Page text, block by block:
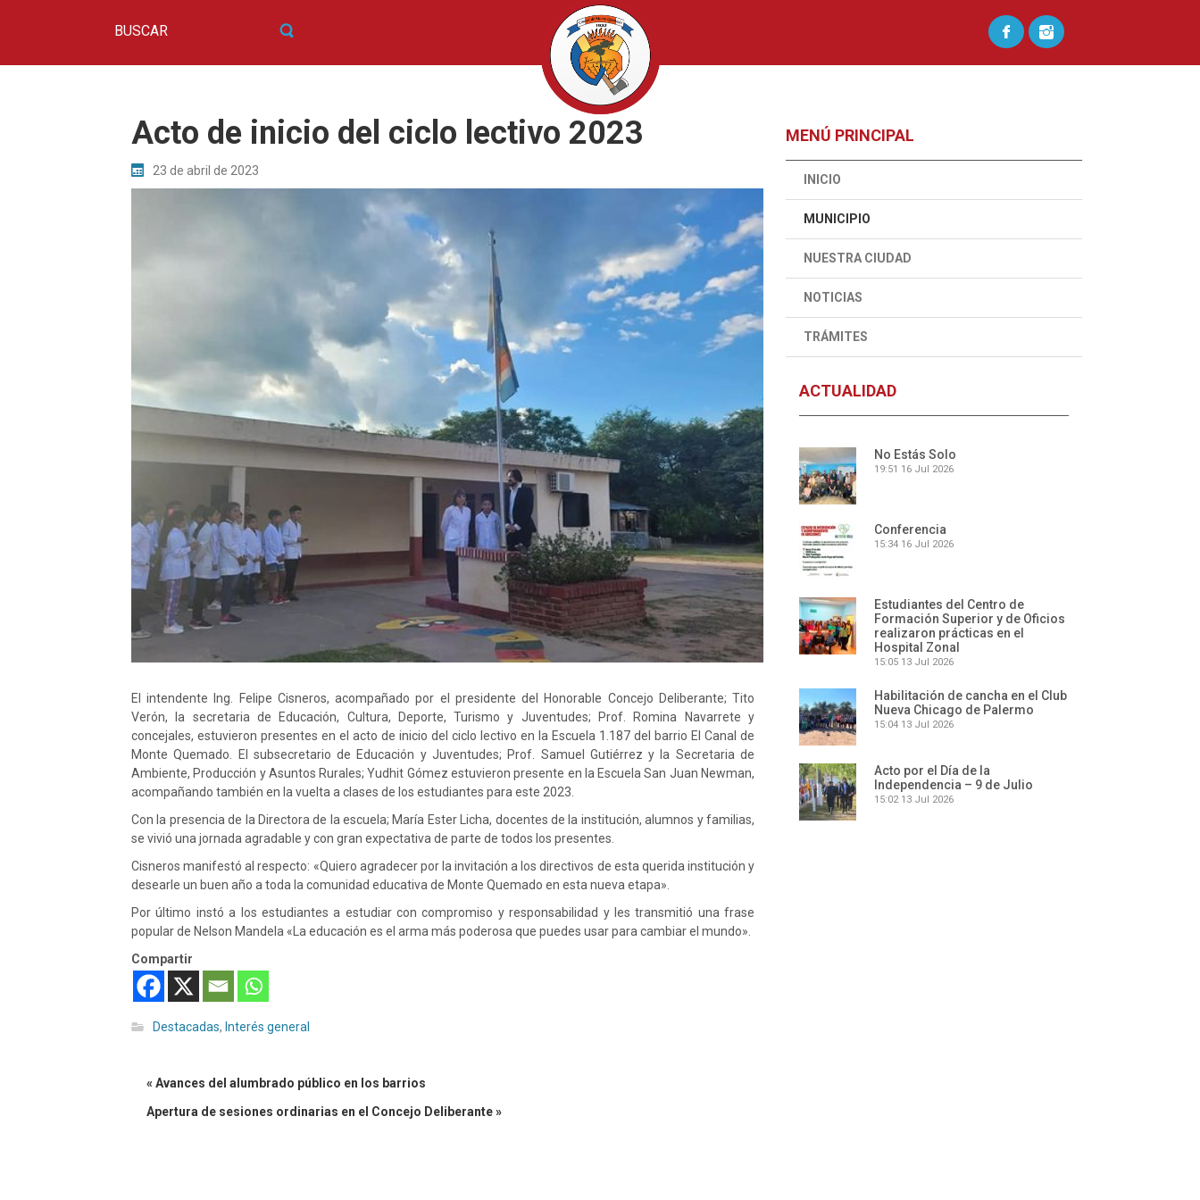
Acto de inicio del ciclo lectivo 2023
23 de abril de 2023
El intendente Ing. Felipe Cisneros, acompañado por el presidente del Honorable Concejo Deliberante; Tito
Verón, la secretaria de Educación, Cultura, Deporte, Turismo y Juventudes; Prof. Romina Navarrete y
concejales, estuvieron presentes en el acto de inicio del ciclo lectivo en la Escuela 1.187 del barrio El Canal de
Monte Quemado. El subsecretario de Educación y Juventudes; Prof. Samuel Gutiérrez y la Secretaria de
Ambiente, Producción yAsuntos Rurales; Yudhit Gómez estuvieron presente en la Escuela San Juan Newman,
acompañando también en la vuelta a clases de los estudiantes para este 2023.
Con la presencia de la Directora de la escuela; María Ester Licha, docentes de la institución, alumnos y familias,
se vivió una jornada agradable y con gran expectativa de parte de todos los presentes.
Cisneros manifestó al respecto: «Quiero agradecer por la invitación a los directivos de esta querida institución y
desearle un buen año a toda la comunidad educativa de Monte Quemado en esta nueva etapa».
Por último instó a los estudiantes a estudiar con compromiso y responsabilidad y les transmitió una frase
popular de Nelson Mandela «La educación es el arma más poderosa que puedes usar para cambiar el mundo».
Compartir
Destacadas, Interés general
« Avances del alumbrado público en los barrios
Apertura de sesiones ordinarias en el Concejo Deliberante »
MENÚ PRINCIPAL
INICIO
MUNICIPIO
NUESTRA CIUDAD
NOTICIAS
TRÁMITES
ACTUALIDAD
No Estás Solo
19:51 16 Jul 2026
Conferencia
15:34 16 Jul 2026
Estudiantes del Centro de
Formación Superior y de Oficios
realizaron prácticas en el
Hospital Zonal
15:05 13 Jul 2026
Habilitación de cancha en el Club
Nueva Chicago de Palermo
15:04 13 Jul 2026
Acto por el Día de la
Independencia – 9 de Julio
15:02 13 Jul 2026